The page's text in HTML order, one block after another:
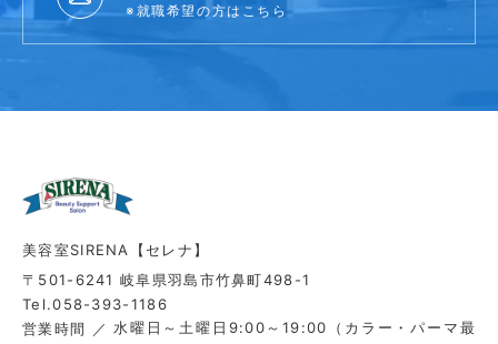
※就職希望の方はこちら
美容室SIRENA【セレナ】
〒501-6241 岐阜県羽島市竹鼻町498-1
Tel.058-393-1186
営業時間
水曜日～土曜日9:00～19:00（カラー・パーマ最